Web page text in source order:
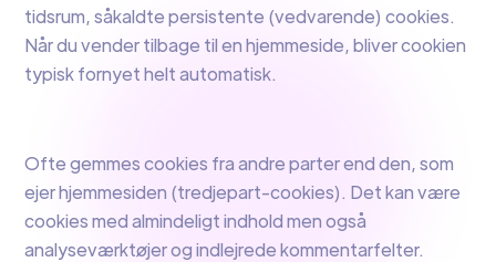
tidsrum, såkaldte persistente (vedvarende) cookies.
Når du vender tilbage til en hjemmeside, bliver cookien
typisk fornyet helt automatisk.
Ofte gemmes cookies fra andre parter end den, som
ejer hjemmesiden (tredjepart-cookies). Det kan være
cookies med almindeligt indhold men også
analyseværktøjer og indlejrede kommentarfelter.